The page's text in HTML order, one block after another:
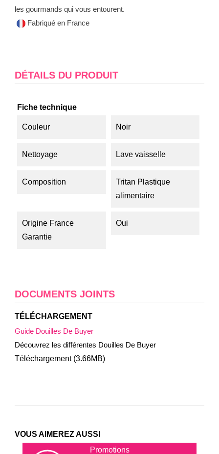
les gourmands qui vous entourent.
Fabriqué en France
DÉTAILS DU PRODUIT
Fiche technique
Couleur Noir
Nettoyage Lave vaisselle
Composition
Tritan Plastique
alimentaire
Origine France
Garantie
Oui
DOCUMENTS JOINTS
TÉLÉCHARGEMENT
Guide Douilles De Buyer
Découvrez les différentes Douilles De Buyer
Téléchargement (3.66MB)
VOUS AIMEREZ AUSSI
Promotions